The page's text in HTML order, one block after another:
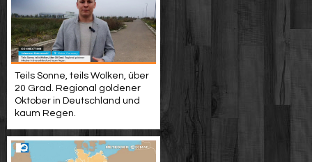
Teils Sonne, teils Wolken, über
20 Grad. Regional goldener
Oktober in Deutschland und
kaum Regen.